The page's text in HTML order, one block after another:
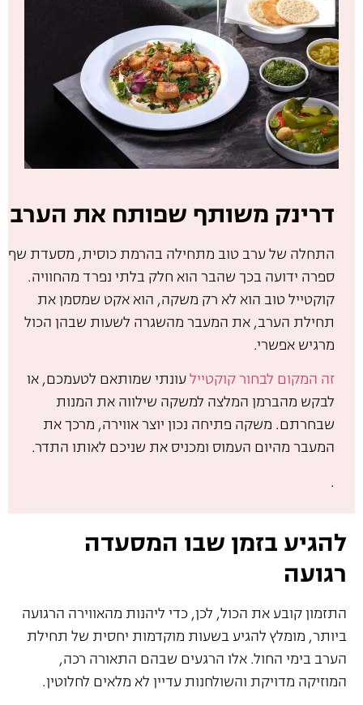
דרינק משותף שפותח את הערב
התחלה של ערב טוב מתחילה בהרמת כוסית, מסעדת שף
ספרה ידועה בכך שהבר הוא חלק בלתי נפרד מהחוויה.
קוקטייל טוב הוא לא רק משקה, הוא אקט שמסמן את
תחילת הערב, את המעבר מהשגרה לשעות שבהן הכול
מרגיש אפשרי.
זה המקום לבחור קוקטיילעונתי שמותאם לטעמכם, או
לבקש מהברמן המלצה למשקה שילווה את המנות
שבחרתם. משקה פתיחה נכון יוצר אווירה, מרכך את
המעבר מהיום העמוס ומכניס את שניכם לאותו התדר.
.
להגיע בזמן שבו המסעדה
רגועה
התזמון קובע את הכול, לכן, כדי ליהנות מהאווירה הרגועה
ביותר, מומלץ להגיע בשעות מוקדמות יחסית של תחילת
הערב בימי החול. אלו הרגעים שבהם התאורה רכה,
המוזיקה מדויקת והשולחנות עדיין לא מלאים לחלוטין.